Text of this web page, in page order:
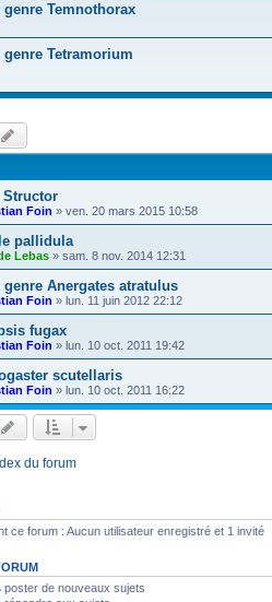
genre Temnothorax
genre Tetramorium
Structor
Foin » ven. 20 mars 2015 10:58
pallidula
Lebas » sam. 8 nov. 2014 12:31
genre Anergates atratulus
Foin » lun. 11 juin 2012 22:12
fugax
Foin » lun. 10 oct. 2011 19:42
scutellaris
Foin » lun. 10 oct. 2011 16:22
du forum
ce forum : Aucun utilisateur enregistré et 1 invité
poster de nouveaux sujets